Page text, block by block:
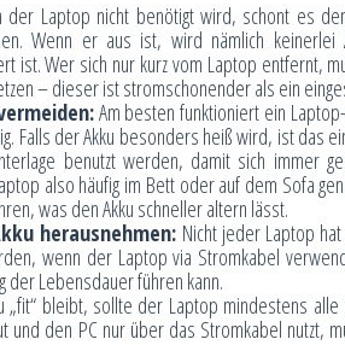
der Laptop nicht benötigt wird, schont es
Wenn er aus ist, wird nämlich keinerlei
ist. Wer sich nur kurz vom Laptop entfernt,
– dieser ist stromschonender als ein
Am besten funktioniert ein
Falls der Akku besonders heiß wird, ist das
benutzt werden, damit sich immer
also häufig im Bett oder auf dem Sofa
was den Akku schneller altern lässt.
herausnehmen: Nicht jeder Laptop
wenn der Laptop via Stromkabel
der Lebensdauer führen kann.
„fit“ bleibt, sollte der Laptop mindestens
und den PC nur über das Stromkabel nutzt,